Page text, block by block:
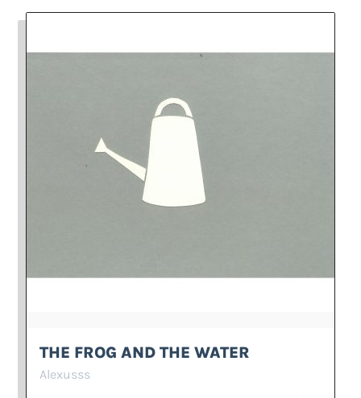
THE FROG AND THE WATER
Alexusss